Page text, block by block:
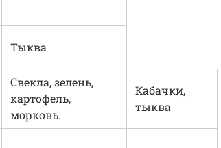
Тыква
Свекла, зелень,
картофель,
морковь.
Кабачки,
тыква